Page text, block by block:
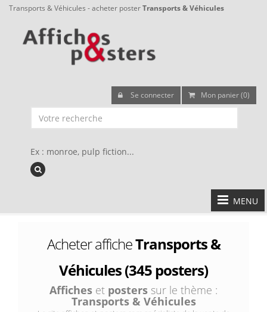
Transports & Véhicules - acheter posterTransports & Véhicules
Se connecter Mon panier (0)
Ex : monroe, pulp fiction...
MENU
Acheter afficheTransports &
Véhicules (345 posters)
Affiches et posters sur le thème :
Transports & Véhicules